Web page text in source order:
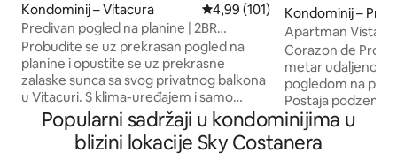
Kondominij – Vitacura Prosječna ocjena: 4,99/5,
4,99 (101)
Predivan pogled na planine | 2BR
Vitacura
Probudite se uz prekrasan pogled na
planine i opustite se uz prekrasne
zalaske sunca sa svog privatnog balkona
u Vitacuri. S klima-uređajem i samo
nekoliko minuta od trgovačkog centra
Parque Arauco, četvrti Alto Las Condes i
najboljih restorana u Santiagu. Dvije
Kondominij –
Apartman Vista
Leones · Parking
Corazon de
metar
pogledom na
Postaja
Leones udaljena
udaljena 500
sati) ★ Restorani,
Popularni sadržaji u kondominijima u
blizini lokacije Sky Costanera